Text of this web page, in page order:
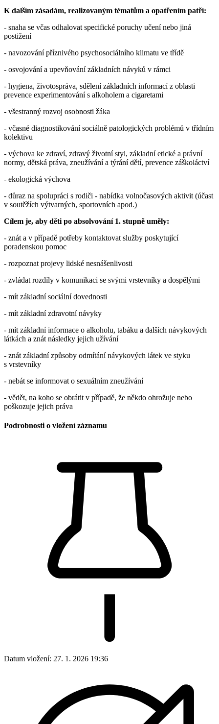
K dalším zásadám, realizovaným tématům a opatřením patří:
- snaha se včas odhalovat specifické poruchy učení nebo jiná
postižení
- navozování příznivého psychosociálního klimatu ve třídě
- osvojování a upevňování základních návyků v rámci
- hygiena, životospráva, sdělení základních informací z oblasti
prevence experimentování s alkoholem a cigaretami
- všestranný rozvoj osobnosti žáka
- včasné diagnostikování sociálně patologických problémů v třídním
kolektivu
- výchova ke zdraví, zdravý životní styl, základní etické a právní
normy, dětská práva, zneužívání a týrání dětí, prevence záškoláctví
- ekologická výchova
- důraz na spolupráci s rodiči - nabídka volnočasových aktivit (účast
v soutěžích výtvarných, sportovních apod.)
Cílem je, aby děti po absolvování 1. stupně uměly:
- znát a v případě potřeby kontaktovat služby poskytující
poradenskou pomoc
- rozpoznat projevy lidské nesnášenlivosti
- zvládat rozdíly v komunikaci se svými vrstevníky a dospělými
- mít základní sociální dovednosti
- mít základní zdravotní návyky
- mít základní informace o alkoholu, tabáku a dalších návykových
látkách a znát následky jejich užívání
- znát základní způsoby odmítání návykových látek ve styku
s vrstevníky
- nebát se informovat o sexuálním zneužívání
- vědět, na koho se obrátit v případě, že někdo ohrožuje nebo
poškozuje jejich práva
Podrobnosti o vložení záznamu
Datum vložení: 27. 1. 2026 19:36